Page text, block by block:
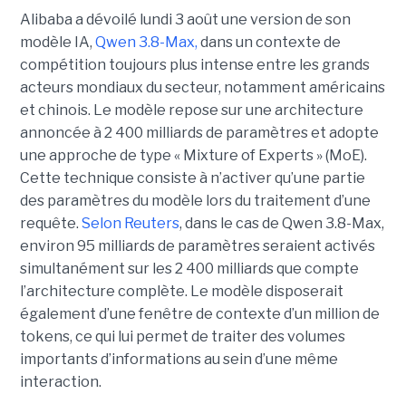
Alibaba a dévoilé lundi 3 août une version de son
modèle IA, Qwen 3.8-Max, dans un contexte de
compétition toujours plus intense entre les grands
acteurs mondiaux du secteur, notamment américains
et chinois. Le modèle repose sur une architecture
annoncée à 2 400 milliards de paramètres et adopte
une approche de type « Mixture of Experts » (MoE).
Cette technique consiste à n’activer qu’une partie
des paramètres du modèle lors du traitement d’une
requête. Selon Reuters, dans le cas de Qwen 3.8-Max,
environ 95 milliards de paramètres seraient activés
simultanément sur les 2 400 milliards que compte
l’architecture complète. Le modèle disposerait
également d’une fenêtre de contexte d’un million de
tokens, ce qui lui permet de traiter des volumes
importants d’informations au sein d’une même
interaction.